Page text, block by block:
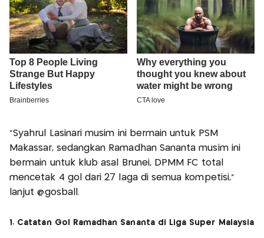
“Syahrul Lasinari musim ini bermain untuk PSM
Makassar, sedangkan Ramadhan Sananta musim ini
bermain untuk klub asal Brunei, DPMM FC total
mencetak 4 gol dari 27 laga di semua kompetisi,”
lanjut @gosball.
1. Catatan Gol Ramadhan Sananta di Liga Super Malaysia